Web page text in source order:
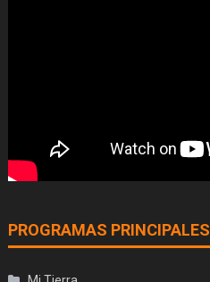
PROGRAMAS PRINCIPALES